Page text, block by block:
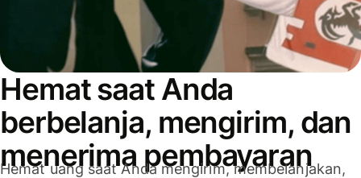
Hemat saat Anda
berbelanja, mengirim, dan
menerima pembayaran
Hemat uang saat Anda mengirim, membelanjakan,